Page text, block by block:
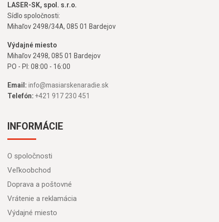
LASER-SK, spol. s.r.o.
Sídlo spoločnosti:
Mihaľov 2498/34A, 085 01 Bardejov
Výdajné miesto
Mihaľov 2498, 085 01 Bardejov
PO - PI: 08:00 - 16:00
Email: info@masiarskenaradie.sk
Telefón: +421 917 230 451
INFORMÁCIE
O spoločnosti
Veľkoobchod
Doprava a poštovné
Vrátenie a reklamácia
Výdajné miesto